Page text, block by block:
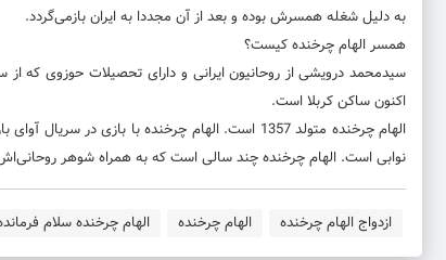
به دلیل شغله همسرش بوده و بعد از آن مجددا به ایران بازمی‌گردد.
همسر الهام چرخنده کیست؟
سیدمحمد درویشی از روحانیون ایرانی و دارای تحصیلات حوزوی که
اکنون ساکن کربلا است.
الهام چرخنده متولد 1357 است. الهام چرخنده با
نوابی است. الهام چرخنده چند سالی است که به همراه شوهر
ازدواج الهام چرخنده الهام چرخنده الهام چرخنده سلام